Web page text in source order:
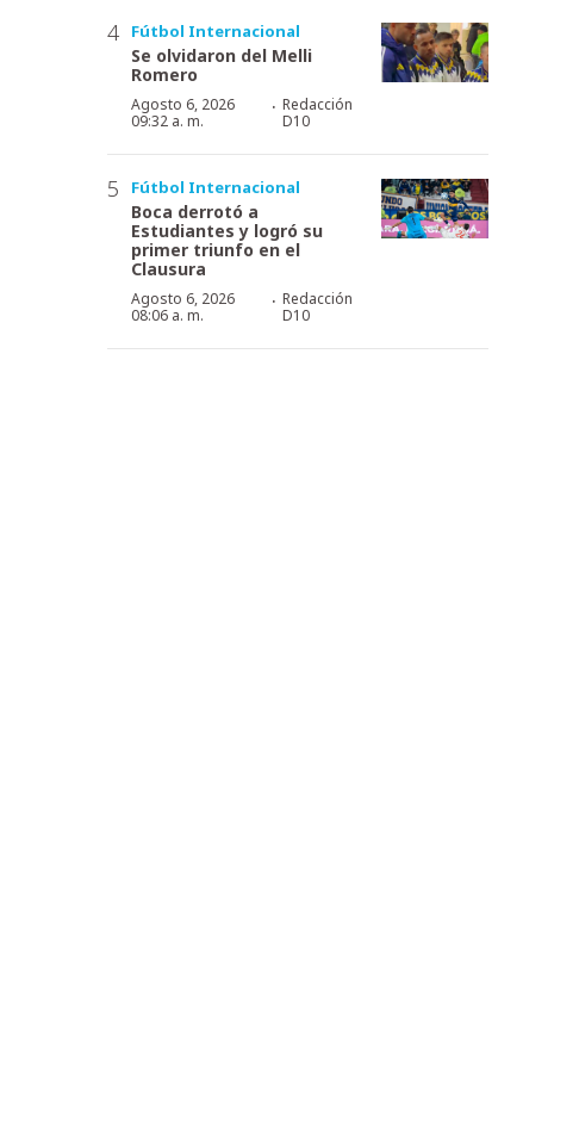
Fútbol Internacional
Se olvidaron del Melli
Romero
Agosto 6, 2026
09:32 a. m.
· Redacción
D10
Fútbol Internacional
Boca derrotó a
Estudiantes y logró su
primer triunfo en el
Clausura
Agosto 6, 2026
08:06 a. m.
· Redacción
D10